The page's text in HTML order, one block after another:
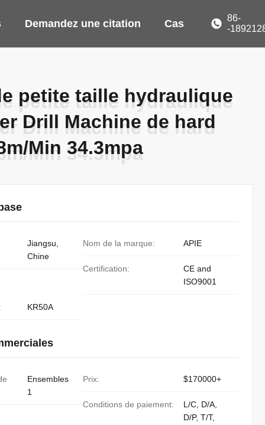
Demandez une citation Cas
86-
-
petite taille hydraulique
Drill Machine de hard
Min 34.3mpa
petite taille hydraulique
Drill Machine de hard
Min 34.3mpa
Jiangsu,
Chine
Nom de la marque: APIE
Certification:
CE and
ISO9001
KR50A
Ensembles
1
Prix: $170000+
Conditions de paiement:
L/C, D/A,
D/P, T/T,